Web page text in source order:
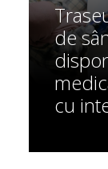
de
cu